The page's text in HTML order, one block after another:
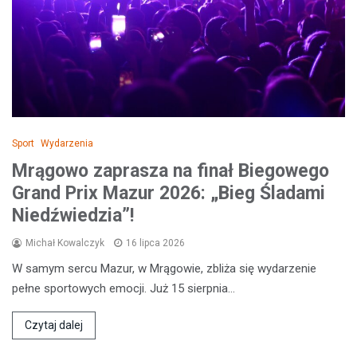
Sport Wydarzenia
Mrągowo zaprasza na finał Biegowego
Grand Prix Mazur 2026: „Bieg Śladami
Niedźwiedzia”!
Michał Kowalczyk 16 lipca 2026
W samym sercu Mazur, w Mrągowie, zbliża się wydarzenie
pełne sportowych emocji. Już 15 sierpnia…
Czytaj dalej